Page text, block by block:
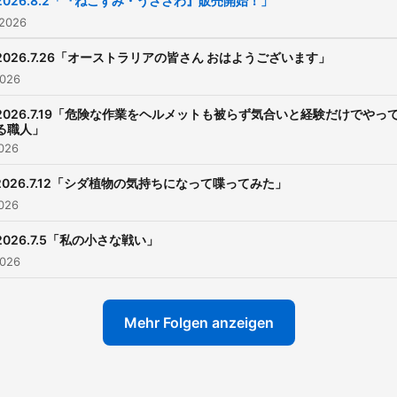
https://radiko.jp/
Podcast：
「オーストラリアの皆さん おはようございます」
「危険な作業をヘルメットも被らず気合いと経験だけでやっ
職人」
「シダ植物の気持ちになって喋ってみた」
「私の小さな戦い」
Mehr Folgen anzeigen